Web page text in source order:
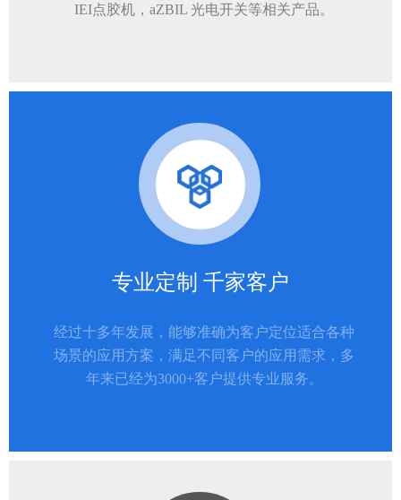
IEI点胶机，aZBIL 光电开关等相关产品。
专业定制 千家客户
经过十多年发展，能够准确为客户定位适合各种
场景的应用方案，满足不同客户的应用需求，多
年来已经为3000+客户提供专业服务。